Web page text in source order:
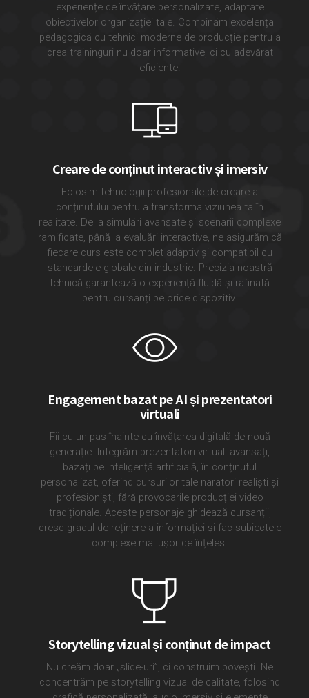
experiențe de învățare personalizate, adaptate
obiectivelor organizației tale. Combinăm excelența
pedagogică cu tehnici moderne de producție pentru a
crea traininguri nu doar informative, ci cu adevărat
eficiente.
Creare de conținut interactiv și imersiv
Folosim tehnologii profesionale de creare a
conținutului pentru a transforma viziunea ta în
realitate. De la simulări avansate și scenarii complexe
ramificate, până la evaluări interactive, ne asigurăm că
fiecare curs este complet adaptiv și compatibil cu
standardele globale din industrie. Precizia noastră
tehnică garantează o experiență fluidă și rafinată
pentru cursanți pe orice dispozitiv.
Engagement bazat pe AI și prezentatori
virtuali
Fii cu un pas înainte cu învățarea digitală de nouă
generație. Integrăm prezentatori virtuali avansați,
bazați pe inteligență artificială, în conținutul
personalizat, oferind cursurilor tale naratori realiști și
profesioniști, fără provocarile producției video
tradiționale. Aceste personaje ghidează cursanții,
cresc gradul de reținere a informației și fac subiectele
complexe mai ușor de înțeles.
Storytelling vizual și conținut de impact
Nu creăm doar „slide-uri”, ci construim povești. Ne
concentrăm pe storytelling vizual de calitate, folosind